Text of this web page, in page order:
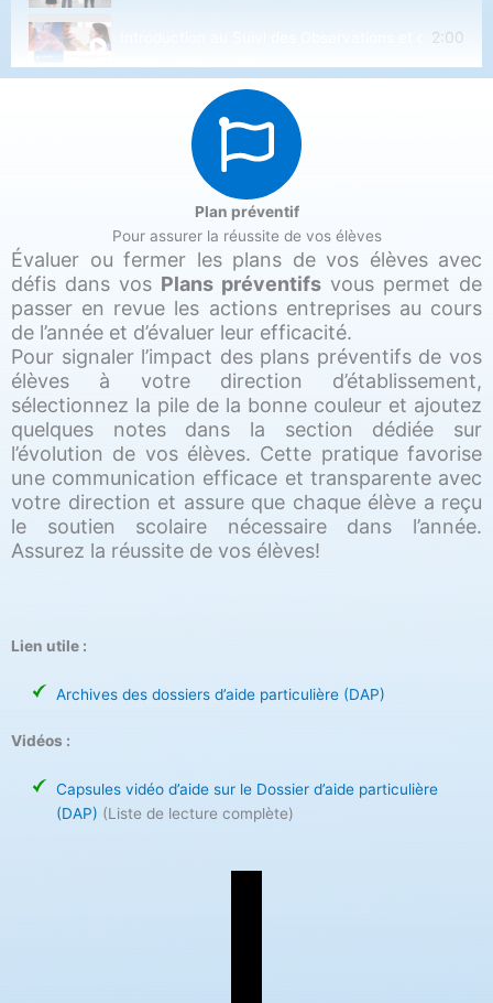
Introduction au Suivi des Observations et des2:00
Plan préventif
Pour assurer la réussite de vos élèves
Évaluer ou fermer les plans de vos élèves avec
défis dans vos Plans préventifs vous permet de
passer en revue les actions entreprises au cours
de l’année et d’évaluer leur efficacité.
Pour signaler l’impact des plans préventifs de vos
élèves à votre direction d’établissement,
sélectionnez la pile de la bonne couleur et ajoutez
quelques notes dans la section dédiée sur
l’évolution de vos élèves. Cette pratique favorise
une communication efficace et transparente avec
votre direction et assure que chaque élève a reçu
le soutien scolaire nécessaire dans l’année.
Assurez la réussite de vos élèves!
Lien utile :
Archives des dossiers d’aide particulière (DAP)
Vidéos :
Capsules vidéo d’aide sur le Dossier d’aide particulière
(DAP) (Liste de lecture complète)